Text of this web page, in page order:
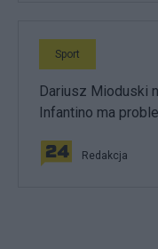
Sport
Dariusz Mioduski
Infantino ma
Redakcja